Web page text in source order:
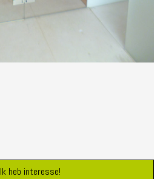
Ik heb interesse!